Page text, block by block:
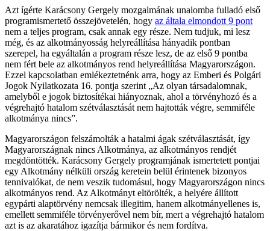
Azt ígérte Karácsony Gergely mozgalmának unalomba fulladó első
programismertető összejövetelén, hogy az általa elmondott 9 pont
nem a teljes program, csak annak egy része. Nem tudjuk, mi lesz
még, és az alkotmányosság helyreállítása hányadik pontban
szerepel, ha egyáltalán a program része lesz, de az első 9 pontba
nem fért bele az alkotmányos rend helyreállítása Magyarországon.
Ezzel kapcsolatban emlékeztetnénk arra, hogy az Emberi és Polgári
Jogok Nyilatkozata 16. pontja szerint „Az olyan társadalomnak,
amelyből e jogok biztosítékai hiányoznak, ahol a törvényhozó és a
végrehajtó hatalom szétválasztását nem hajtották végre, semmiféle
alkotmánya nincs”.
Magyarországon felszámolták a hatalmi ágak szétválasztását, így
Magyarországnak nincs Alkotmánya, az alkotmányos rendjét
megdöntötték. Karácsony Gergely programjának ismertetett pontjai
egy Alkotmány nélküli ország keretein belül érintenek bizonyos
tennivalókat, de nem veszik tudomásul, hogy Magyarországon nincs
alkotmányos rend. Az Alkotmányt eltörölték, a helyére állított
egypárti alaptörvény nemcsak illegitim, hanem alkotmányellenes is,
emellett semmiféle törvényerővel nem bír, mert a végrehajtó hatalom
azt is az akaratához igazítja bármikor és nem fordítva.